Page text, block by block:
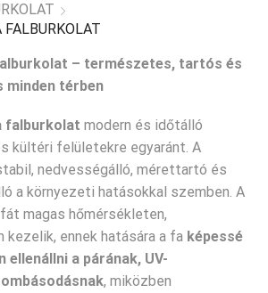
FALBURKOLAT
– természetes, tartós és
minden térben
falburkolat modern és időtálló
kültéri felületekre egyaránt. A
nedvességálló, mérettartó és
a környezeti hatásokkal szemben. A
magas hőmérsékleten,
ennek hatására a fa képessé
ellenállni a párának, UV-
, miközben